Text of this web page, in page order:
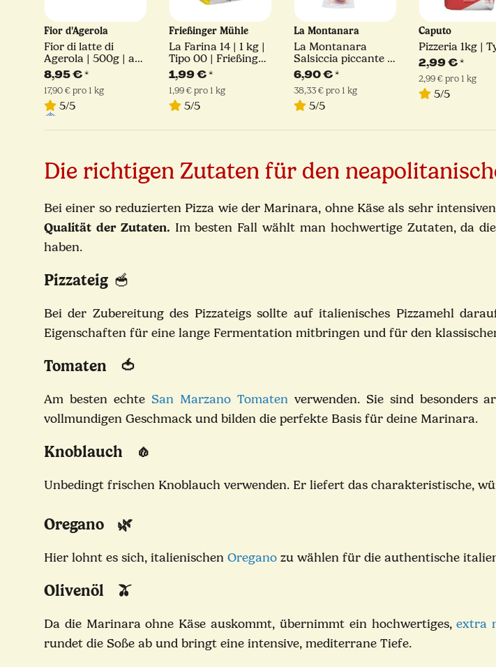
Fior d'Agerola
Fior di latte di
Agerola | 500g | am
Stück
8,95 €*
17,90 € pro 1 kg
5/5
Frießinger Mühle
La Farina 14 | 1 kg |
Tipo 00 | Frießinger
Mühle
1,99 €*
1,99 € pro 1 kg
5/5
La Montanara
La Montanara
Salsiccia piccante |
180 g
6,90 €*
38,33 € pro 1 kg
5/5
Caputo
Pizzeria 1kg |
2,99 €*
2,99 € pro 1 kg
5/5
Die richtigen Zutaten für den
Bei einer so reduzierten Pizza wie der Marinara, ohne Käse als sehr
Qualität der Zutaten. Im besten Fall wählt man hochwertige Zutaten, da
haben.
Pizzateig 🥣
Bei der Zubereitung des Pizzateigs sollte auf italienisches Pizzamehl
Eigenschaften für eine lange Fermentation mitbringen und für den
Tomaten 🍅
Am besten echte San Marzano Tomatenverwenden. Sie sind besonders
vollmundigen Geschmack und bilden die perfekte Basis für deine Marinara.
Knoblauch 🧄
Unbedingt frischen Knoblauch verwenden. Er liefert das charakteristische,
Oregano 🌿
Hier lohnt es sich, italienischen Oregano zu wählen für die authentische
Olivenöl 🫒
Da die Marinara ohne Käse auskommt, übernimmt ein hochwertiges,extra
rundet die Soße ab und bringt eine intensive, mediterrane Tiefe.